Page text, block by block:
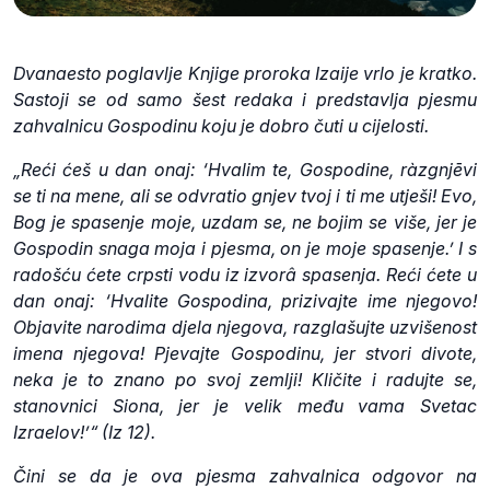
Dvanaesto poglavlje Knjige proroka Izaije vrlo je kratko.
Sastoji se od samo šest redaka i predstavlja pjesmu
zahvalnicu Gospodinu koju je dobro čuti u cijelosti.
„Reći ćeš u dan onaj: ‘Hvalim te, Gospodine, ràzgnjēvi
se ti na mene, ali se odvratio gnjev tvoj i ti me utješi! Evo,
Bog je spasenje moje, uzdam se, ne bojim se više, jer je
Gospodin snaga moja i pjesma, on je moje spasenje.’ I s
radošću ćete crpsti vodu iz izvorâ spasenja. Reći ćete u
dan onaj: ‘Hvalite Gospodina, prizivajte ime njegovo!
Objavite narodima djela njegova, razglašujte uzvišenost
imena njegova! Pjevajte Gospodinu, jer stvori divote,
neka je to znano po svoj zemlji! Kličite i radujte se,
stanovnici Siona, jer je velik među vama Svetac
Izraelov!’“ (Iz 12).
Čini se da je ova pjesma zahvalnica odgovor na